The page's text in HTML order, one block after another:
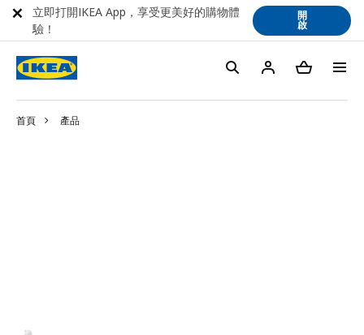
首頁 產品
立即打開IKEA App，享受更美好的購物體
驗！
開
啟